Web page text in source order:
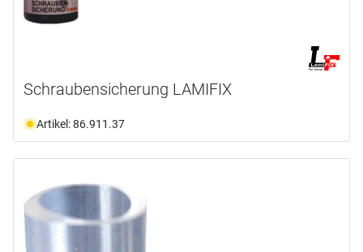
Schraubensicherung LAMIFIX
Artikel: 86.911.37